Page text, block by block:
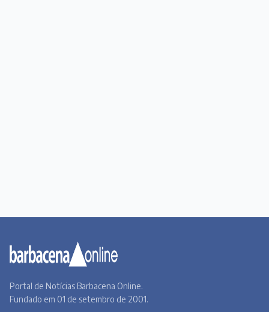
Contato
Acervo Online